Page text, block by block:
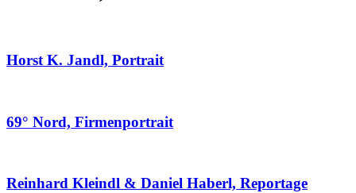
Horst K. Jandl, Portrait
69° Nord, Firmenportrait
Reinhard Kleindl & Daniel Haberl, Reportage